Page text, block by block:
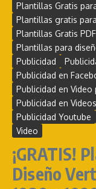
Plantillas Gratis
Plantillas gratis
Plantillas Gratis
Plantillas para
Publicidad
Publicidad en
Publicidad en Video
Publicidad en Videos
Publicidad Youtube
Video
¡GRATIS!
Diseño